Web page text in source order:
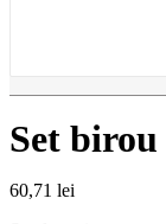
Set birou
60,71 lei